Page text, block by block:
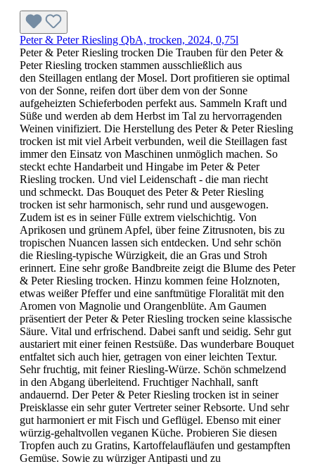
Peter & Peter Riesling QbA, trocken, 2024, 0,75l
Peter & Peter Riesling trocken Die Trauben für den Peter &
Peter Riesling trocken stammen ausschließlich aus
den Steillagen entlang der Mosel. Dort profitieren sie optimal
von der Sonne, reifen dort über dem von der Sonne
aufgeheizten Schieferboden perfekt aus. Sammeln Kraft und
Süße und werden ab dem Herbst im Tal zu hervorragenden
Weinen vinifiziert. Die Herstellung des Peter & Peter Riesling
trocken ist mit viel Arbeit verbunden, weil die Steillagen fast
immer den Einsatz von Maschinen unmöglich machen. So
steckt echte Handarbeit und Hingabe im Peter & Peter
Riesling trocken. Und viel Leidenschaft - die man riecht
und schmeckt. Das Bouquet des Peter & Peter Riesling
trocken ist sehr harmonisch, sehr rund und ausgewogen.
Zudem ist es in seiner Fülle extrem vielschichtig. Von
Aprikosen und grünem Apfel, über feine Zitrusnoten, bis zu
tropischen Nuancen lassen sich entdecken. Und sehr schön
die Riesling-typische Würzigkeit, die an Gras und Stroh
erinnert. Eine sehr große Bandbreite zeigt die Blume des Peter
& Peter Riesling trocken. Hinzu kommen feine Holznoten,
etwas weißer Pfeffer und eine sanftmütige Floralität mit den
Aromen von Magnolie und Orangenblüte. Am Gaumen
präsentiert der Peter & Peter Riesling trocken seine klassische
Säure. Vital und erfrischend. Dabei sanft und seidig. Sehr gut
austariert mit einer feinen Restsüße. Das wunderbare Bouquet
entfaltet sich auch hier, getragen von einer leichten Textur.
Sehr fruchtig, mit feiner Riesling-Würze. Schön schmelzend
in den Abgang überleitend. Fruchtiger Nachhall, sanft
andauernd. Der Peter & Peter Riesling trocken ist in seiner
Preisklasse ein sehr guter Vertreter seiner Rebsorte. Und sehr
gut harmoniert er mit Fisch und Geflügel. Ebenso mit einer
würzig-gehaltvollen veganen Küche. Probieren Sie diesen
Tropfen auch zu Gratins, Kartoffelaufläufen und gestampften
Gemüse. Sowie zu würziger Antipasti und zu